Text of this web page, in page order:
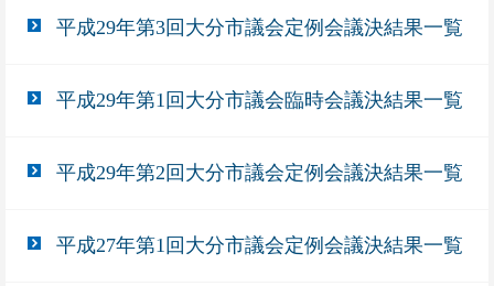
平成29年第3回大分市議会定例会議決結果一覧
平成29年第1回大分市議会臨時会議決結果一覧
平成29年第2回大分市議会定例会議決結果一覧
平成27年第1回大分市議会定例会議決結果一覧